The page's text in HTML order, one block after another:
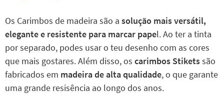
Os Carimbos de madeira são a solução mais versátil,
elegante e resistente para marcar papel. Ao ter a tinta
por separado, podes usar o teu desenho com as cores
que mais gostares. Além disso, os carimbos Stiketssão
fabricados em madeira de alta qualidade, o que garante
uma grande resisência ao longo dos anos.